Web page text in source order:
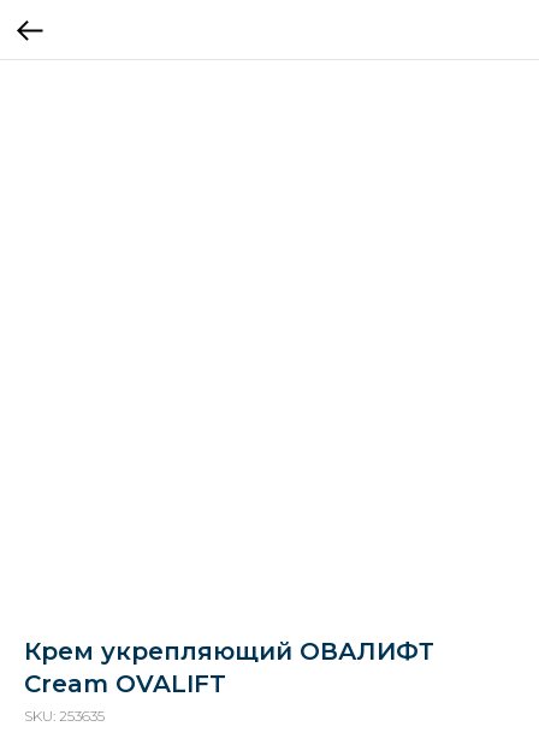
Крем укрепляющий ОВАЛИФТ
Cream OVALIFT
SKU: 253635